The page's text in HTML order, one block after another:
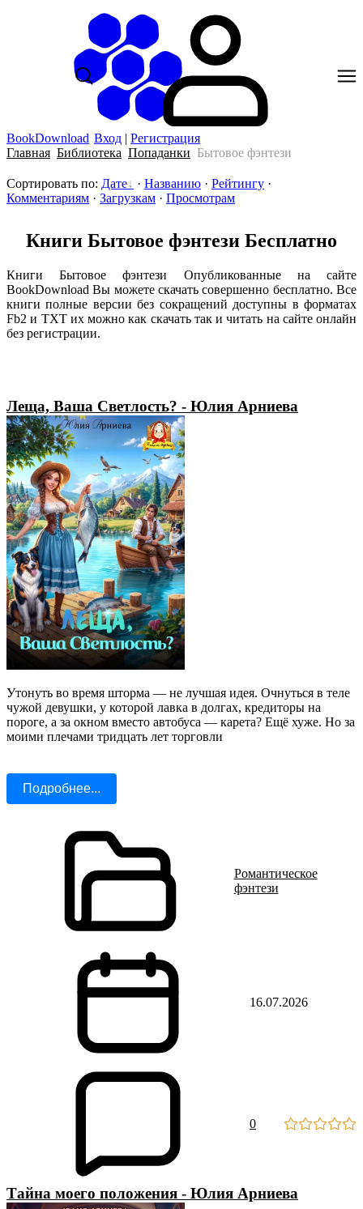
BookDownload Вход | Регистрация
Главная Библиотека Попаданки Бытовое фэнтези
Сортировать по: Дате · Названию · Рейтингу ·
Комментариям · Загрузкам · Просмотрам
Книги Бытовое фэнтези Бесплатно
Книги Бытовое фэнтези Опубликованные на сайте
BookDownload Вы можете скачать совершенно бесплатно. Все
книги полные версии без сокращений доступны в форматах
Fb2 и TXT их можно как скачать так и читать на сайте онлайн
без регистрации.
Леща, Ваша Светлость? - Юлия Арниева
Утонуть во время шторма — не лучшая идея. Очнуться в теле
чужой девушки, у которой лавка в долгах, кредиторы на
пороге, а за окном вместо автобуса — карета? Ещё хуже. Но за
моими плечами тридцать лет торговли
Подробнее...
Романтическое
фэнтези
16.07.2026
0
Тайна моего положения - Юлия Арниева